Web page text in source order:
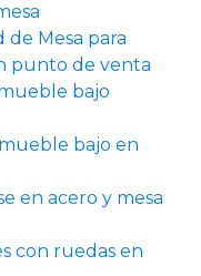
Mesa para
punto de venta
bajo
bajo en
en acero y mesa
con ruedas en